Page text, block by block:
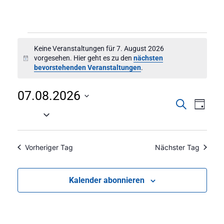
Hinweis
Keine Veranstaltungen für 7. August 2026
vorgesehen. Hier geht es zu dennächsten
bevorstehenden Veranstaltungen.
Suche
und
SucheTag
07.08.2026
Datum
Vorheriger Tag Nächster Tag
Kalender abonnieren